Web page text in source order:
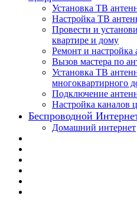
Установка ТВ
Настройка ТВ
Провести и
квартире и дому
Ремонт и настройка
Вызов мастера по
Установка ТВ
многоквартирного
Подключение
Настройка каналов
Беспроводной
Домашний интернет